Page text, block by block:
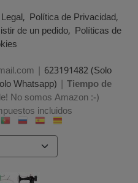
Política de Privacidad
de un pedido Políticas de
| 623191482 (Solo
Whatsapp) | Tiempo de
No somos Amazon :-)
incluidos